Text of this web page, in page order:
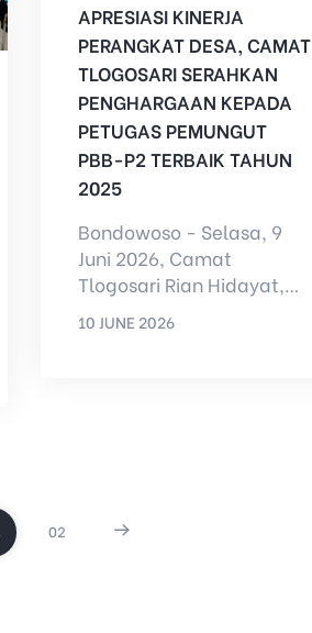
APRESIASI KINERJA
PERANGKAT DESA, CAMAT
TLOGOSARI SERAHKAN
PENGHARGAAN KEPADA
PETUGAS PEMUNGUT
PBB-P2 TERBAIK TAHUN
2025
Bondowoso - Selasa, 9
Juni 2026, Camat
Tlogosari Rian Hidayat,
penghargaan kepada
10 JUNE 2026
02